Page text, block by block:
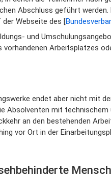
Abschluss geführt
Webseite des [
und
vorhandenen Arbeitsplatzes
endet aber nicht mit
Absolventen mit
an den bestehenden
vor Ort in der